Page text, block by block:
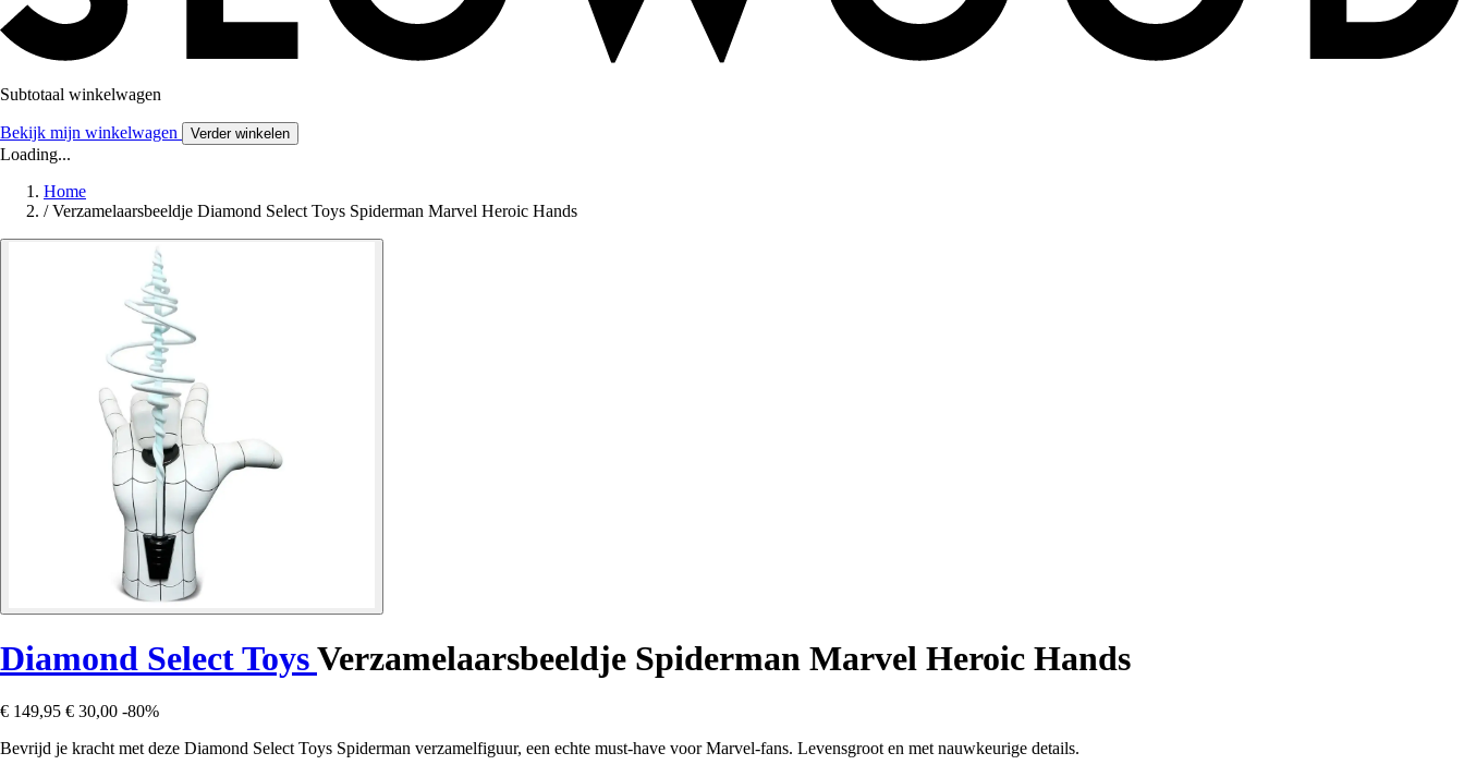
Subtotaal winkelwagen
Bekijk mijn winkelwagen Verder winkelen
Loading...
Home
/ Verzamelaarsbeeldje Diamond Select Toys Spiderman Marvel Heroic Hands
Diamond Select ToysVerzamelaarsbeeldje Spiderman Marvel Heroic Hands
€ 149,95 € 30,00 -80%
Bevrijd je kracht met deze Diamond Select Toys Spiderman verzamelfiguur, een echte must-have voor Marvel-fans. Levensgroot en met nauwkeurige details.